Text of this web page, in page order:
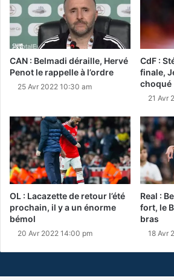
CAN : Belmadi déraille, Hervé
Penot le rappelle à l’ordre
25 Avr 2022 10:30 am
CdF :
finale,
choqué
21 Avr
OL : Lacazette de retour l’été
prochain, il y a un énorme
bémol
20 Avr 2022 14:00 pm
Real :
fort, le
bras
18 Avr